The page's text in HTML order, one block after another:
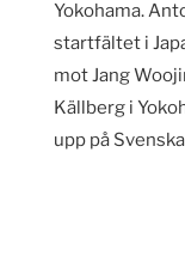
Yokohama.
startfältet i
mot Jang
Källberg i
upp på